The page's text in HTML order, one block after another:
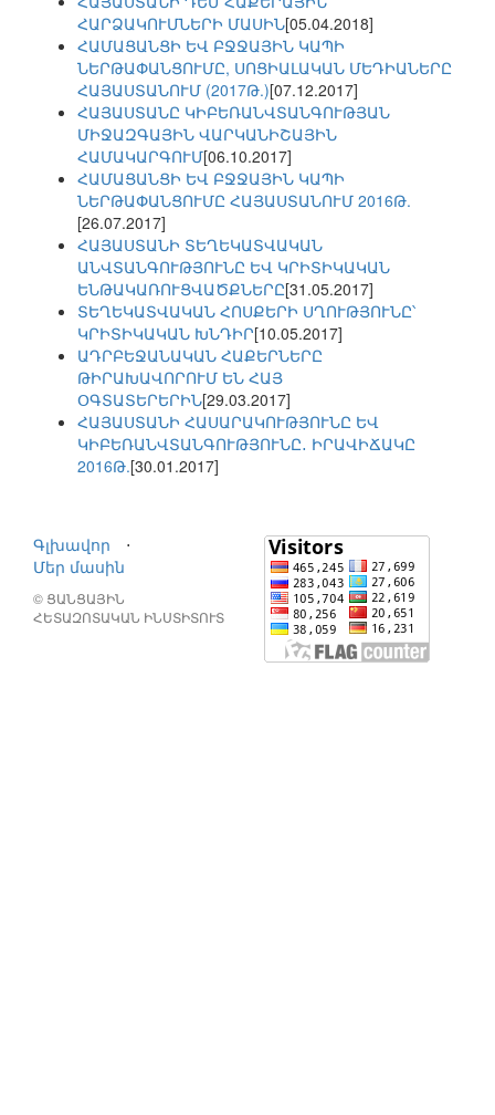
ՀԱՐՁԱԿՈՒՄՆԵՐԻ ՄԱՍԻՆ[05.04.2018]
ՀԱՄԱՑԱՆՑԻ ԵՎ ԲՋՋԱՅԻՆ ԿԱՊԻ
ՆԵՐԹԱՓԱՆՑՈՒՄԸ, ՍՈՑԻԱԼԱԿԱՆ ՄԵԴԻԱՆԵՐԸ
ՀԱՅԱՍՏԱՆՈՒՄ (2017Թ.)[07.12.2017]
ՀԱՅԱՍՏԱՆԸ ԿԻԲԵՌԱՆՎՏԱՆԳՈՒԹՅԱՆ
ՄԻՋԱԶԳԱՅԻՆ ՎԱՐԿԱՆԻՇԱՅԻՆ
ՀԱՄԱԿԱՐԳՈՒՄ[06.10.2017]
ՀԱՄԱՑԱՆՑԻ ԵՎ ԲՋՋԱՅԻՆ ԿԱՊԻ
ՆԵՐԹԱՓԱՆՑՈՒՄԸ ՀԱՅԱՍՏԱՆՈՒՄ 2016Թ.
[26.07.2017]
ՀԱՅԱՍՏԱՆԻ ՏԵՂԵԿԱՏՎԱԿԱՆ
ԱՆՎՏԱՆԳՈՒԹՅՈՒՆԸ ԵՎ ԿՐԻՏԻԿԱԿԱՆ
ԵՆԹԱԿԱՌՈՒՑՎԱԾՔՆԵՐԸ[31.05.2017]
ՏԵՂԵԿԱՏՎԱԿԱՆ ՀՈՍՔԵՐԻ ՍՂՈՒԹՅՈՒՆԸ՝
ԿՐԻՏԻԿԱԿԱՆ ԽՆԴԻՐ[10.05.2017]
ԱԴՐԲԵՋԱՆԱԿԱՆ ՀԱՔԵՐՆԵՐԸ
ԹԻՐԱԽԱՎՈՐՈՒՄ ԵՆ ՀԱՅ
ՕԳՏԱՏԵՐԵՐԻՆ[29.03.2017]
ՀԱՅԱՍՏԱՆԻ ՀԱՍԱՐԱԿՈՒԹՅՈՒՆԸ ԵՎ
ԿԻԲԵՌԱՆՎՏԱՆԳՈՒԹՅՈՒՆԸ․ ԻՐԱՎԻՃԱԿԸ
2016Թ.[30.01.2017]
Գլխավոր
⋅
Մեր մասին
© ՑԱՆՑԱՅԻՆ
ՀԵՏԱԶՈՏԱԿԱՆ ԻՆՍՏԻՏՈՒՏ